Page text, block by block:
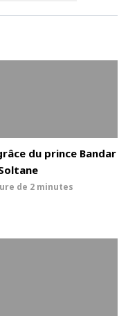
du prince Bandar
de 2 minutes